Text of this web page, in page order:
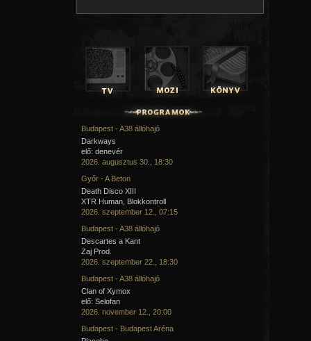
Budapest - A38 állóhajó
Darkways
elő: denevér
2026. augusztus 30., 18:30
Győr - A Beton
Death Disco XIII
XTR Human, Blokkontroll
2026. szeptember 12., 07:15
Budapest - A38 állóhajó
Descartes a Kant
Zaj Prod.
2026. szeptember 22., 18:30
Budapest - A38 állóhajó
Clan of Xymox
elő: Selofan
2026. november 12., 20:00
Budapest - Budapest Aréna